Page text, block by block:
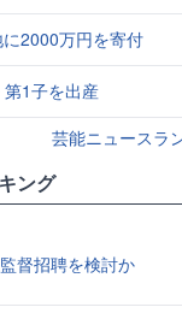
2000万円を寄付
1子を出産
芸能ニュースラ
ング
督招聘を検討か